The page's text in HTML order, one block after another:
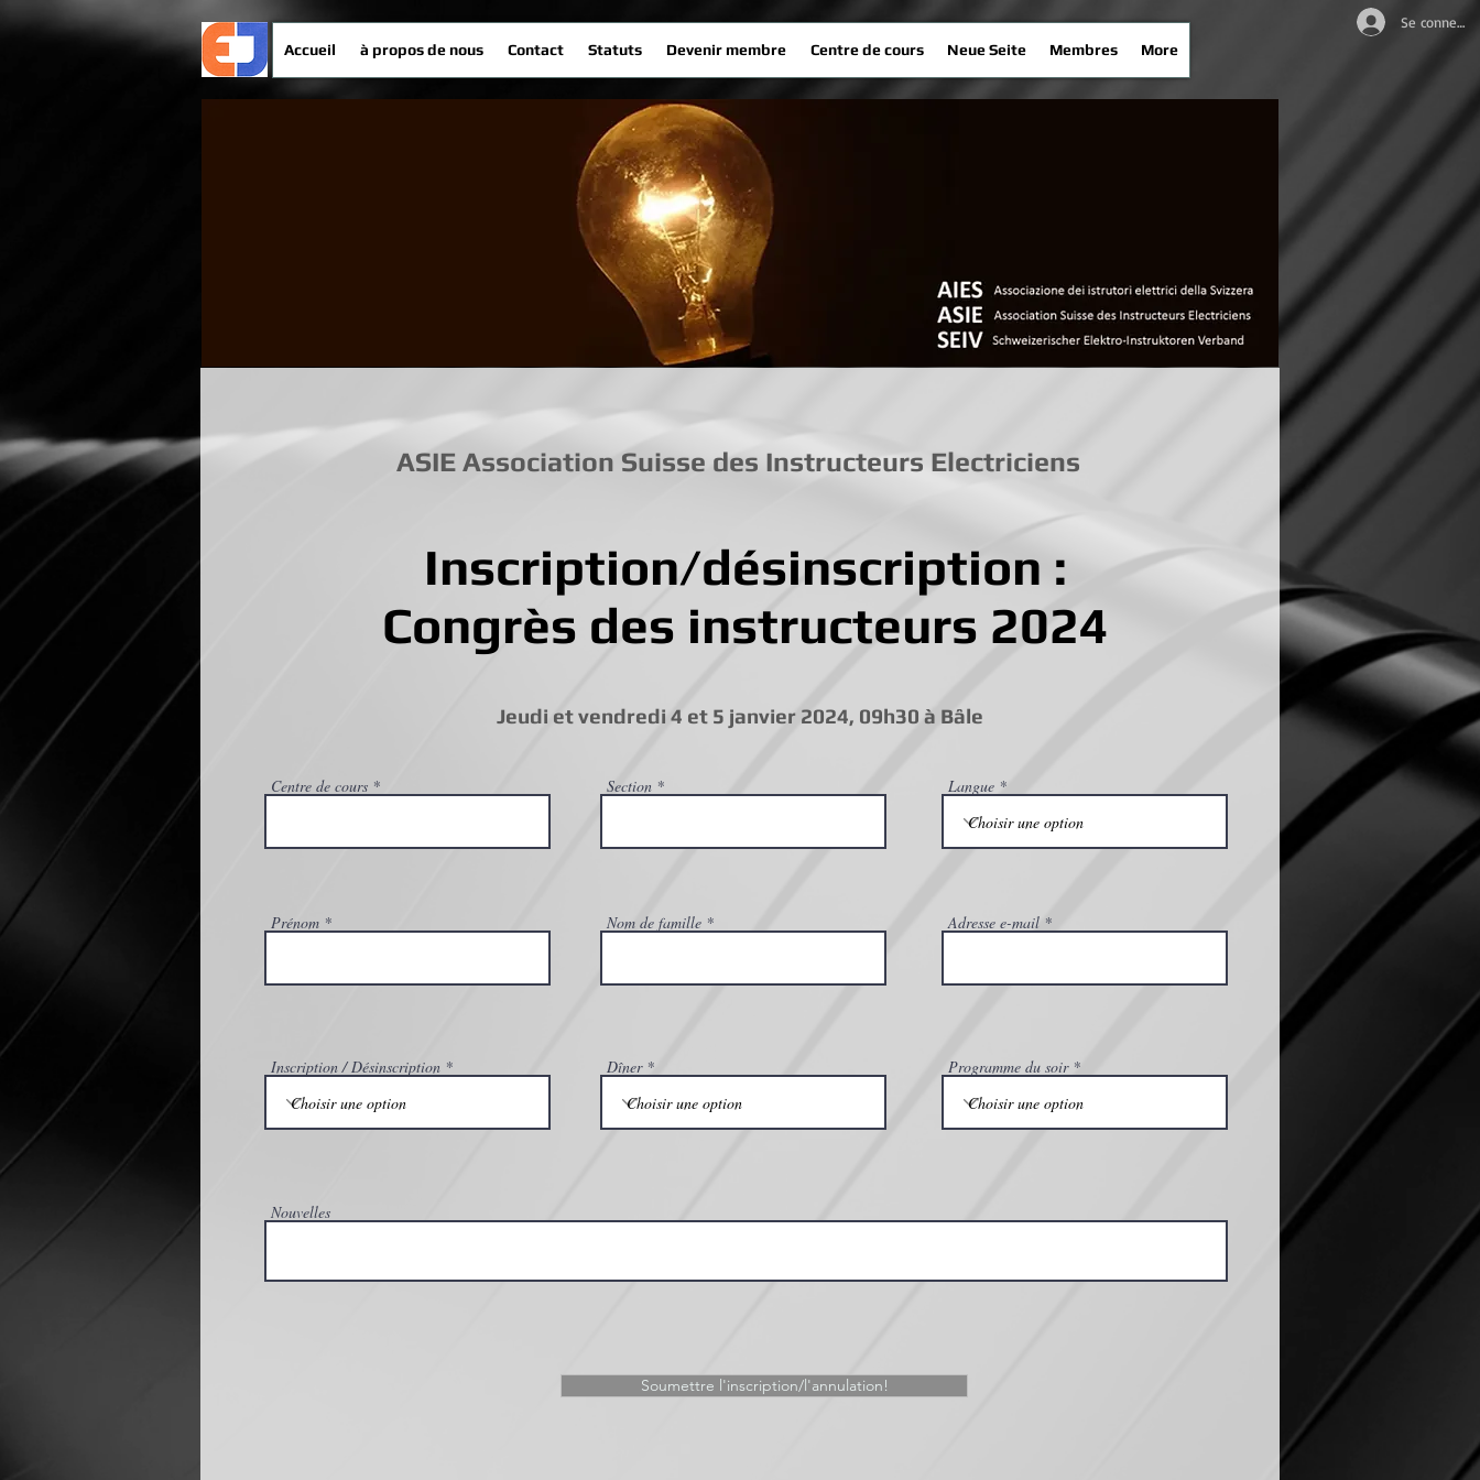
Accueil à propos de nous Contact Statuts Devenir membre Centre de cours Neue Seite Membres More
Se connecter
ASIE Association Suisse des Instructeurs Electriciens
Inscription/désinscription :
Congrès des instructeurs 2024
Jeudi et vendredi 4 et 5 janvier 2024, 09h30 à Bâle
Centre de cours Section Langue
Prénom Nom de famille Adresse e-mail
Inscription / Désinscription Dîner Programme du soir
Nouvelles
Soumettre l'inscription/l'annulation!